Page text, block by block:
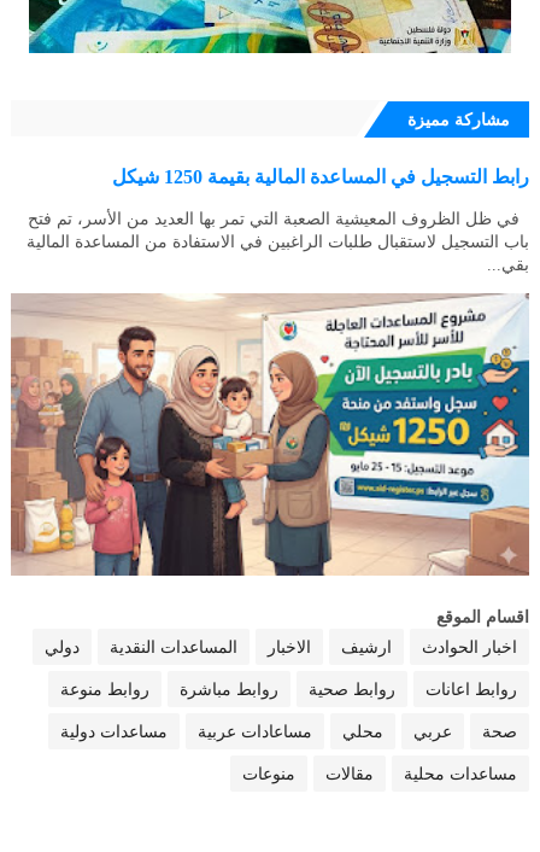
مشاركة مميزة
رابط التسجيل في المساعدة المالية بقيمة 1250 شيكل
في ظل الظروف المعيشية الصعبة التي تمر بها العديد من الأسر، تم فتح
باب التسجيل لاستقبال طلبات الراغبين في الاستفادة من المساعدة المالية
بقي...
اقسام الموقع
اخبار الحوادث
ارشيف الاخبار المساعدات النقدية دولي
روابط اعانات روابط صحية روابط مباشرة روابط منوعة
صحة عربي محلي مساعادات عربية مساعدات دولية
مساعدات محلية مقالات منوعات